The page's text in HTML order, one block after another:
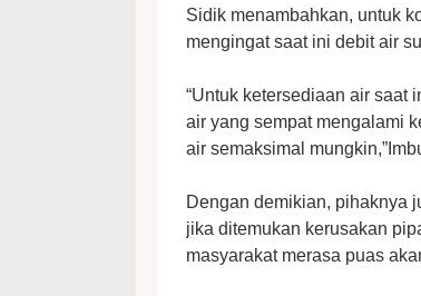
Sidik menambahkan, untuk
mengingat saat ini debit air
“Untuk ketersediaan air saat
air yang sempat mengalami
air semaksimal
Dengan demikian, pihaknya
jika ditemukan kerusakan
masyarakat merasa puas